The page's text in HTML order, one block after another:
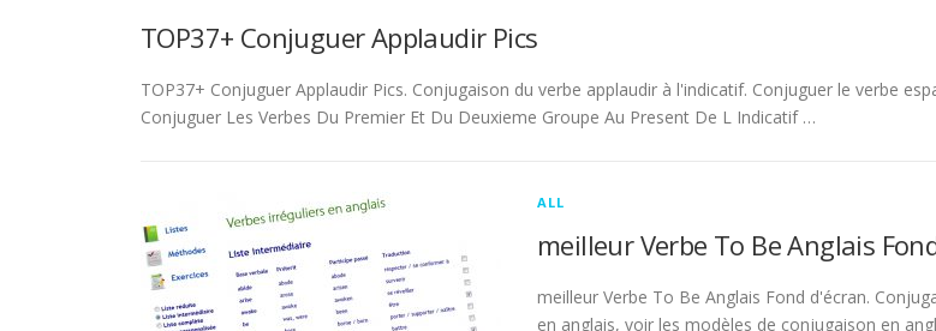
TOP37+ Conjuguer Applaudir Pics
TOP37+ Conjuguer Applaudir Pics. Conjugaison du verbe applaudir à l'indicatif. Conjuguer le verbe
Conjuguer Les Verbes Du Premier Et Du Deuxieme Groupe Au Present De L Indicatif …
ALL
meilleur Verbe To Be Anglais
meilleur Verbe To Be Anglais Fond d'écran.
en anglais, voir les modèles de conjugaison en